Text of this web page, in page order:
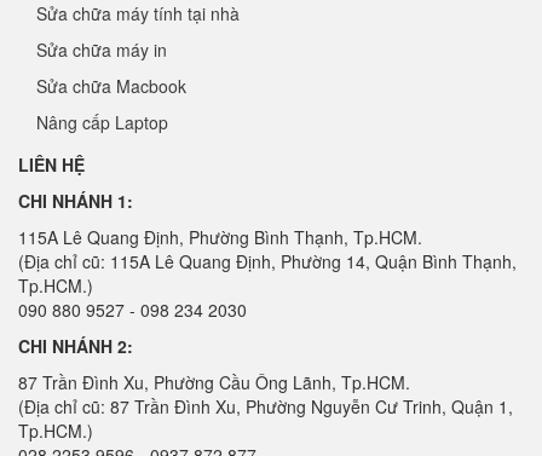
Sửa chữa máy tính tại nhà
Sửa chữa máy in
Sửa chữa Macbook
Nâng cấp Laptop
LIÊN HỆ
CHI NHÁNH 1:
115A Lê Quang Định, Phường Bình Thạnh, Tp.HCM.
(Địa chỉ cũ: 115A Lê Quang Định, Phường 14, Quận Bình Thạnh,
Tp.HCM.)
090 880 9527 - 098 234 2030
CHI NHÁNH 2:
87 Trần Đình Xu, Phường Cầu Ông Lãnh, Tp.HCM.
(Địa chỉ cũ: 87 Trần Đình Xu, Phường Nguyễn Cư Trinh, Quận 1,
Tp.HCM.)